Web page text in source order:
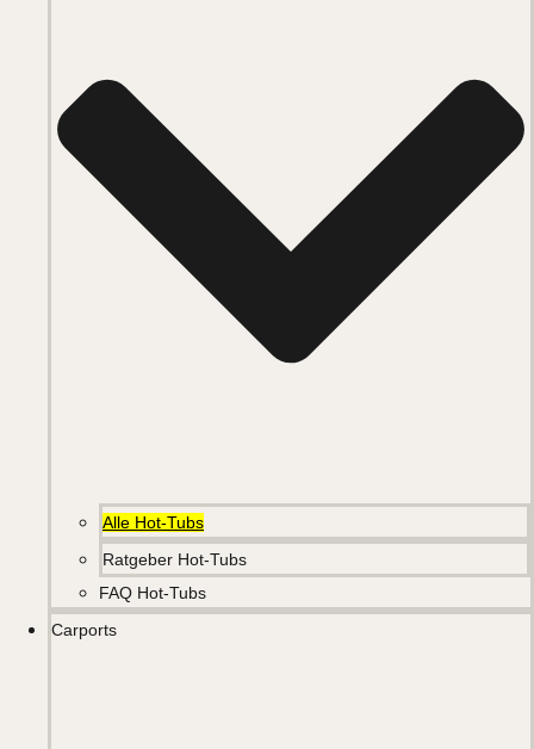
Alle Hot-Tubs
Ratgeber Hot-Tubs
FAQ Hot-Tubs
Carports